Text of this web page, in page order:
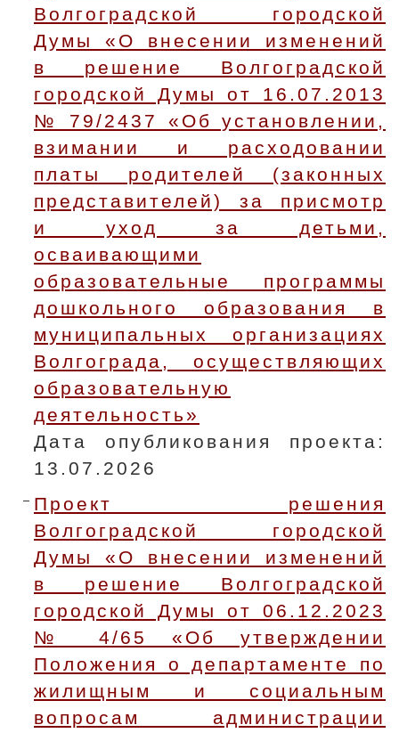
Волгоградской городской
Думы «О внесении изменений
в решение Волгоградской
городской Думы от 16.07.2013
№ 79/2437 «Об установлении,
взимании и расходовании
платы родителей (законных
представителей) за присмотр
и уход за детьми,
осваивающими
образовательные программы
дошкольного образования в
муниципальных организациях
Волгограда, осуществляющих
образовательную
деятельность»
Дата опубликования проекта:
13.07.2026
Проект решения
Волгоградской городской
Думы «О внесении изменений
в решение Волгоградской
городской Думы от 06.12.2023
№ 4/65 «Об утверждении
Положения о департаменте по
жилищным и социальным
вопросам администрации